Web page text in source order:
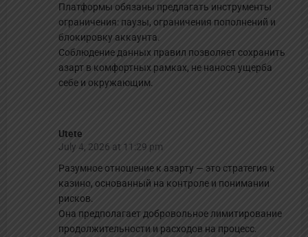
Платформы обязаны предлагать инструменты
ограничения: паузы, ограничения пополнений и
блокировку аккаунта.
Соблюдение данных правил позволяет сохранить
азарт в комфортных рамках, не нанося ущерба
себе и окружающим.
Utete
July 4, 2026 at 11:29 pm
Разумное отношение к азарту — это стратегия к
казино, основанный на контроле и понимании
рисков.
Она предполагает добровольное лимитирование
продолжительности и расходов на процесс.